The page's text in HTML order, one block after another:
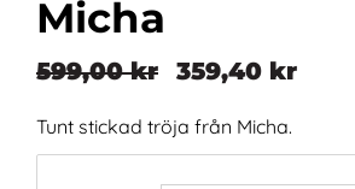
Micha
599,00kr
Det
ursprungliga
priset
359,40 kr
Det
nuvarande
priset
Tunt stickad tröja från Micha.